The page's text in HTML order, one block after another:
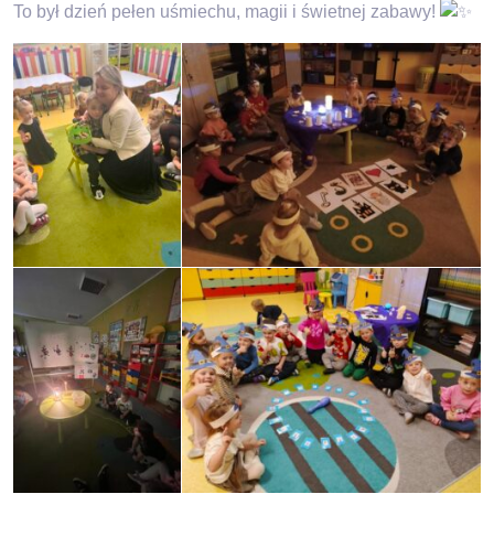
To był dzień pełen uśmiechu, magii i świetnej zabawy!